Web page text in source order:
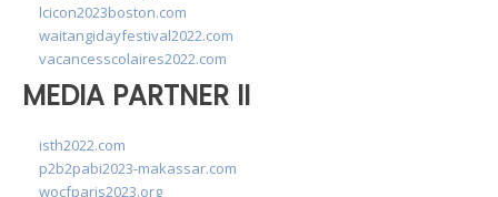
lcicon2023boston.com
waitangidayfestival2022.com
vacancesscolaires2022.com
MEDIA PARTNER II
isth2022.com
p2b2pabi2023-makassar.com
wocfparis2023.org